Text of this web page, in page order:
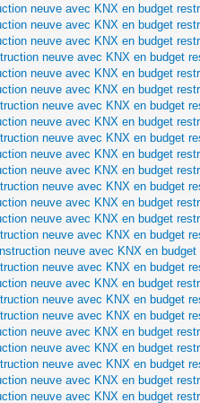
neuve avec KNX en budget
neuve avec KNX en budget
neuve avec KNX en budget
neuve avec KNX en budget
neuve avec KNX en budget
neuve avec KNX en budget
neuve avec KNX en budget
neuve avec KNX en budget
neuve avec KNX en budget
neuve avec KNX en budget
neuve avec KNX en budget
neuve avec KNX en budget
neuve avec KNX en budget
neuve avec KNX en budget
neuve avec KNX en budget
neuve avec KNX en budget
neuve avec KNX en budget
neuve avec KNX en budget
neuve avec KNX en budget
neuve avec KNX en budget
neuve avec KNX en budget
neuve avec KNX en budget
neuve avec KNX en budget
neuve avec KNX en budget
neuve avec KNX en budget